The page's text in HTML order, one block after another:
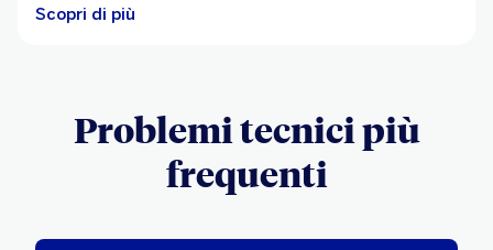
Scopri di più
Problemi tecnici più
frequenti